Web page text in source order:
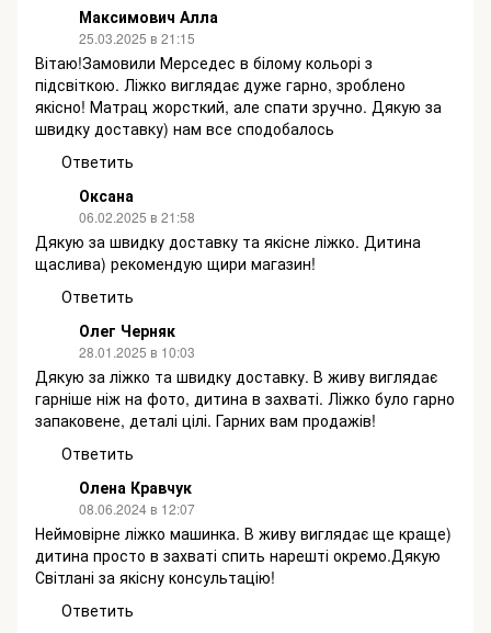
Максимович Алла
25.03.2025 в 21:15
Вітаю!Замовили Мерседес в білому кольорі з
підсвіткою. Ліжко виглядає дуже гарно, зроблено
якісно! Матрац жорсткий, але спати зручно. Дякую за
швидку доставку) нам все сподобалось
Ответить
Оксана
06.02.2025 в 21:58
Дякую за швидку доставку та якісне ліжко. Дитина
щаслива) рекомендую щири магазин!
Ответить
Олег Черняк
28.01.2025 в 10:03
Дякую за ліжко та швидку доставку. В живу виглядає
гарніше ніж на фото, дитина в захваті. Ліжко було гарно
запаковене, деталі цілі. Гарних вам продажів!
Ответить
Олена Кравчук
08.06.2024 в 12:07
Неймовірне ліжко машинка. В живу виглядає ще краще)
дитина просто в захваті спить нарешті окремо.Дякую
Світлані за якісну консультацію!
Ответить